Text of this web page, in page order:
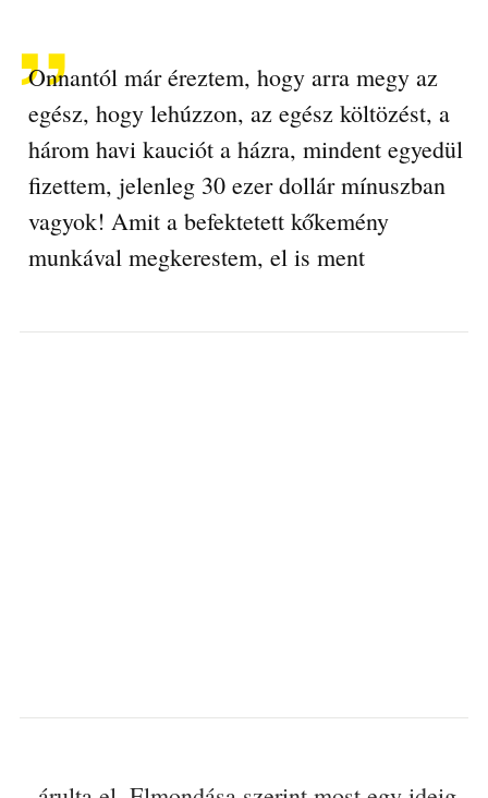
Onnantól már éreztem, hogy arra megy az
egész, hogy lehúzzon, az egész költözést, a
három havi kauciót a házra, mindent egyedül
fizettem, jelenleg 30 ezer dollár mínuszban
vagyok! Amit a befektetett kőkemény
munkával megkerestem, el is ment